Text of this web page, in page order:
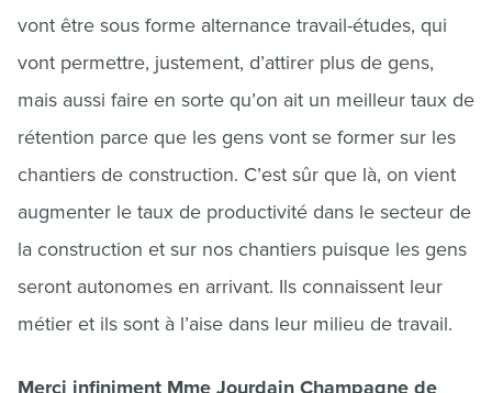
vont être sous forme alternance travail-études, qui
vont permettre, justement, d’attirer plus de gens,
mais aussi faire en sorte qu’on ait un meilleur taux de
rétention parce que les gens vont se former sur les
chantiers de construction. C’est sûr que là, on vient
augmenter le taux de productivité dans le secteur de
la construction et sur nos chantiers puisque les gens
seront autonomes en arrivant. Ils connaissent leur
métier et ils sont à l’aise dans leur milieu de travail.
Merci infiniment Mme Jourdain Champagne de